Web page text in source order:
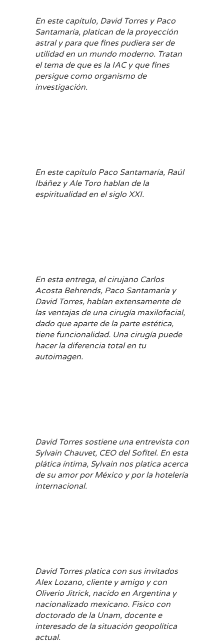
En este capítulo, David Torres y Paco
Santamaría, platican de la proyección
astral y para que fines pudiera ser de
utilidad en un mundo moderno. Tratan
el tema de que es la IAC y que fines
persigue como organismo de
investigación.
En este capítulo Paco Santamaría, Raúl
Ibáñez y Ale Toro hablan de la
espiritualidad en el siglo XXI.
En esta entrega, el cirujano Carlos
Acosta Behrends, Paco Santamaría y
David Torres, hablan extensamente de
las ventajas de una cirugía maxilofacial,
dado que aparte de la parte estética,
tiene funcionalidad. Una cirugía puede
hacer la diferencia total en tu
autoimagen.
David Torres sostiene una entrevista con
Sylvain Chauvet, CEO del Sofitel. En esta
plática íntima, Sylvain nos platica acerca
de su amor por México y por la hotelería
internacional.
David Torres platica con sus invitados
Alex Lozano, cliente y amigo y con
Oliverio Jitrick, nacido en Argentina y
nacionalizado mexicano. Fisico con
doctorado de la Unam, docente e
interesado de la situación geopolítica
actual.